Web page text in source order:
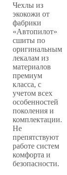
Чехлы из
экокожи от
фабрики
«Автопилот»
сшиты по
оригинальным
лекалам из
материалов
премиум
класса, с
учетом всех
особенностей
поколения и
комплектации.
Не
препятствуют
работе систем
комфорта и
безопасности.